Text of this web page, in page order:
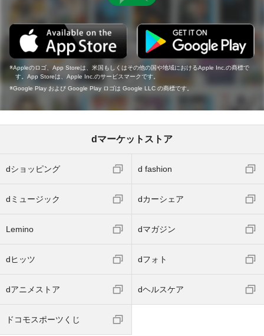
Appleのロゴ、App Storeは、米国もしくはその他の国や地域におけるApple Inc.の商標で
す。App Storeは、Apple Inc.のサービスマークです。
Google Play および Google Play ロゴは Google LLC の商標です。
dマーケットストア
dショッピング d fashion
dミュージック dカーシェア
Lemino dマガジン
dヒッツ dフォト
dアニメストア dヘルスケア
ドコモスポーツくじ